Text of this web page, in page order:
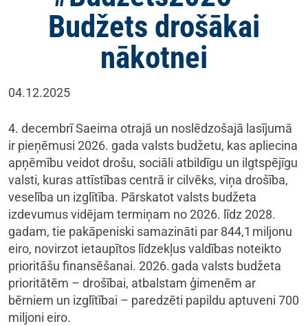
Budžets drošākai
nākotnei
04.12.2025
4. decembrī Saeima otrajā un noslēdzošajā lasījumā
ir pieņēmusi 2026. gada valsts budžetu, kas apliecina
apņēmību veidot drošu, sociāli atbildīgu un ilgtspējīgu
valsti, kuras attīstības centrā ir cilvēks, viņa drošība,
veselība un izglītība. Pārskatot valsts budžeta
izdevumus vidējam termiņam no 2026. līdz 2028.
gadam, tie pakāpeniski samazināti par 844,1 miljonu
eiro, novirzot ietaupītos līdzekļus valdības noteikto
prioritāšu finansēšanai. 2026. gada valsts budžeta
prioritātēm – drošībai, atbalstam ģimenēm ar
bērniem un izglītībai – paredzēti papildu aptuveni 700
miljoni eiro.